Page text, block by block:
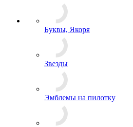
Буквы, Якоря
Звезды
Эмблемы на пилотку